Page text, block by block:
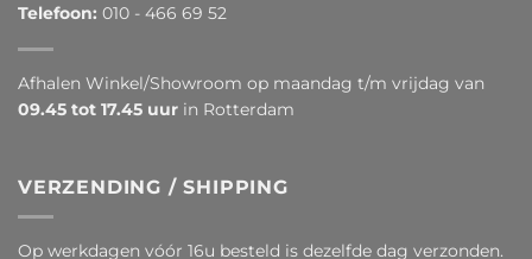
Telefoon: 010 - 466 69 52
Afhalen Winkel/Showroom op maandag t/m vrijdag van
09.45 tot 17.45 uur in Rotterdam
VERZENDING / SHIPPING
Op werkdagen vóór 16u besteld is dezelfde dag verzonden.